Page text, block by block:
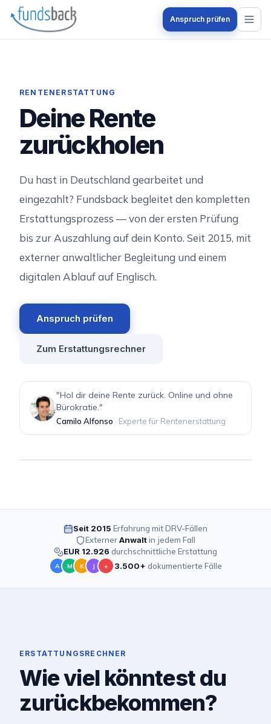
Zum Hauptinhalt springen Anspruch prüfen
RENTENERSTATTUNG
Deine Rente
zurückholen
Du hast in Deutschland gearbeitet und
eingezahlt? Fundsback begleitet den kompletten
Erstattungsprozess — von der ersten Prüfung
bis zur Auszahlung auf dein Konto. Seit 2015, mit
externer anwaltlicher Begleitung und einem
digitalen Ablauf auf Englisch.
Anspruch prüfen
Zum Erstattungsrechner
"Hol dir deine Rente zurück. Online und ohne
Bürokratie."
Camilo Alfonso · Experte für Rentenerstattung
Seit 2015 Erfahrung mit DRV-Fällen
ExternerAnwaltin jedem Fall
EUR 12.926 durchschnittliche Erstattung
A M K J + 3.500+ dokumentierte Fälle
ERSTATTUNGSRECHNER
Wie viel könntest du
zurückbekommen?